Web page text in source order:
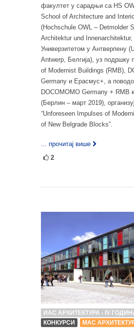
факултет у сарадњи са HS
School of Architecture and
(Hochschule OWL – Detmolder
Architektur und
Универзитетом у Антверпену
Antwerp, Белгија), уз подршку
of Modernist Buildings (RMB),
Germany и Ерасмус+, а
DOCOMOMO Germany + RMB
(Берлин – март 2019),
“Unforeseen Impulses of
of New Belgrade Blocks”.
... прочитај више
2
ИАС АРХИТЕКТУРА - IV
КОНКУРСИ
МАС